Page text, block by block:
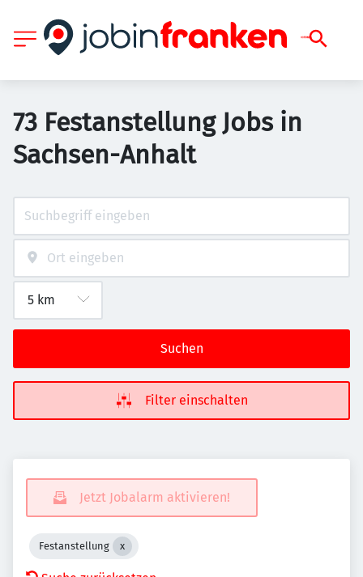
73 Festanstellung Jobs in
Sachsen-Anhalt
Suchen
Filter einschalten
Jetzt Jobalarm aktivieren!
Festanstellung